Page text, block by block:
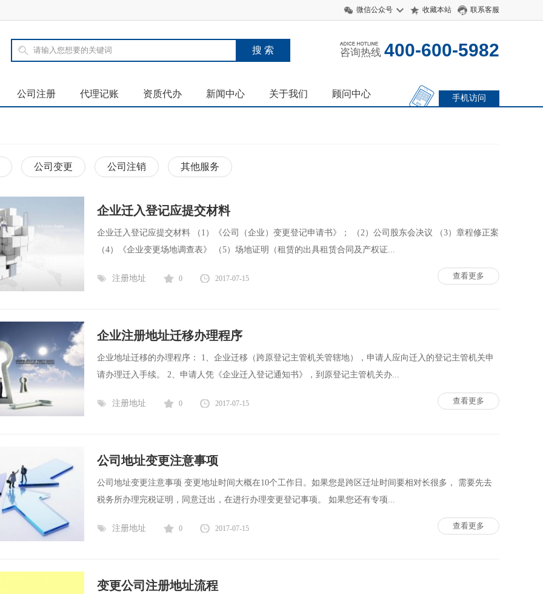
微信公众号 收藏本站 联系客服
咨询热线 400-600-5982
公司注册 代理记账 资质代办 新闻中心 关于我们 顾问中心 手机访问
公司变更 公司注销 其他服务
企业迁入登记应提交材料
企业迁入登记应提交材料 （1）《公司（企业）变更登记申请书》； （2）公司股东会决议 （3）章程修正案
（4）《企业变更场地调查表》 （5）场地证明（租赁的出具租赁合同及产权证...
查看更多
注册地址 0 2017-07-15
企业注册地址迁移办理程序
企业地址迁移的办理程序： 1、企业迁移（跨原登记主管机关管辖地），申请人应向迁入的登记主管机关申
请办理迁入手续。 2、申请人凭《企业迁入登记通知书》，到原登记主管机关办...
查看更多
注册地址 0 2017-07-15
公司地址变更注意事项
公司地址变更注意事项 变更地址时间大概在10个工作日。如果您是跨区迁址时间要相对长很多， 需要先去
税务所办理完税证明，同意迁出，在进行办理变更登记事项。 如果您还有专项...
查看更多
注册地址 0 2017-07-15
变更公司注册地址流程